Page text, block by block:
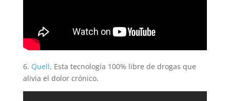
6. Quell, Esta tecnología 100% libre de drogas que
alivia el dolor crónico.